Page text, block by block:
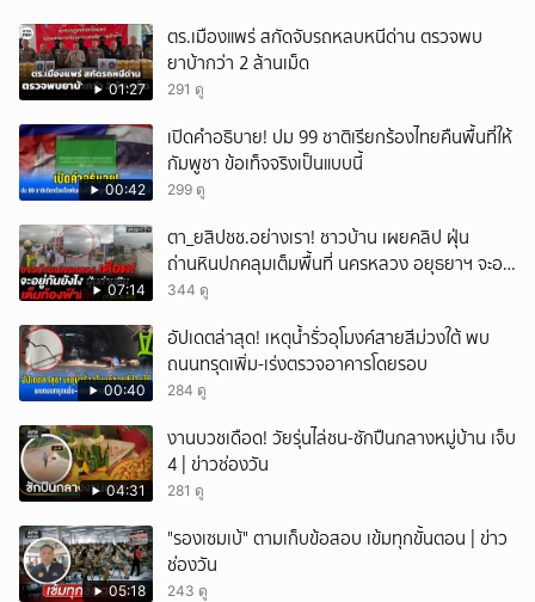
01:27
ตร.เมืองแพร่ สกัดจับรถหลบหนีด่าน ตรวจพบ
ยาบ้ากว่า 2 ล้านเม็ด
291 ดู
00:42
เปิดคำอธิบาย! ปม 99 ชาติเรียกร้องไทยคืนพื้นที่ให้
กัมพูชา ข้อเท็จจริงเป็นแบบนี้
299 ดู
07:14
ตา_ยสิปชช.อย่างเรา! ชาวบ้าน เผยคลิป ฝุ่น
ถ่านหินปกคลุมเต็มพื้นที่ นครหลวง อยุธยาฯ จะอยู่
กันยังไง
344 ดู
00:40
อัปเดตล่าสุด! เหตุน้ำรั่วอุโมงค์สายสีม่วงใต้ พบ
ถนนทรุดเพิ่ม-เร่งตรวจอาคารโดยรอบ
284 ดู
04:31
งานบวชเดือด! วัยรุ่นไล่ชน-ชักปืนกลางหมู่บ้าน เจ็บ
4 | ข่าวช่องวัน
281 ดู
05:18
"รองเซมเบ้" ตามเก็บข้อสอบ เข้มทุกขั้นตอน | ข่าว
ช่องวัน
243 ดู